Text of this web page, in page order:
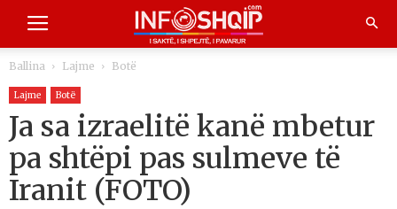
Ballina Lajme Botë
Lajme Botë
Ja sa izraelitë kanë mbetur
pa shtëpi pas sulmeve të
Iranit (FOTO)